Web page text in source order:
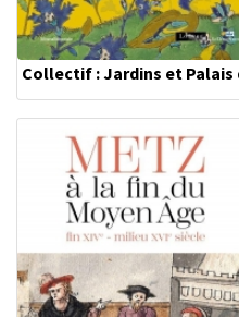
Collectif : Jardins et